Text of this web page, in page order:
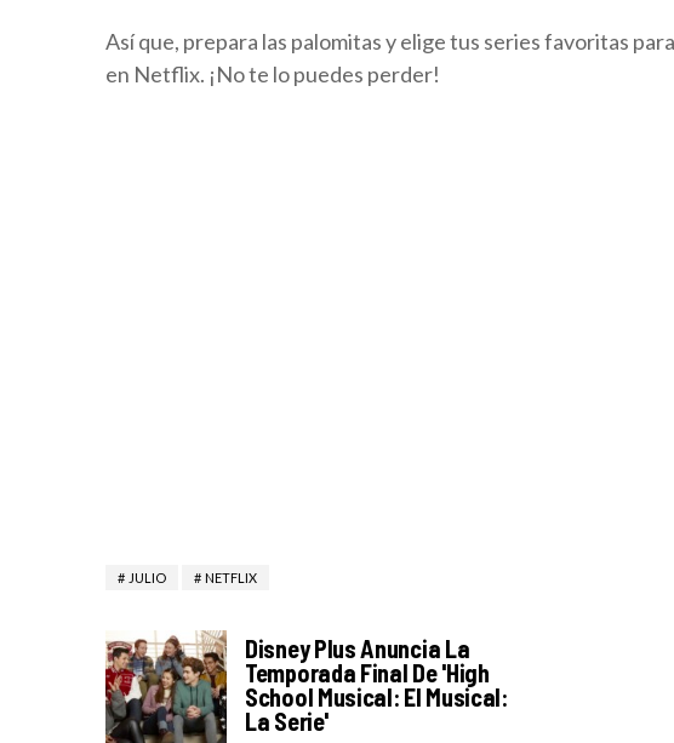
Así que, prepara las palomitas y elige tus series favoritas
en Netflix. ¡No te lo puedes perder!
JULIO NETFLIX
Disney Plus Anuncia La
Temporada Final De 'High
School Musical: El Musical:
La Serie'